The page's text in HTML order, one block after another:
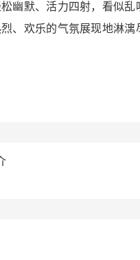
幽默、活力四射，看似
、欢乐的气氛展现地淋